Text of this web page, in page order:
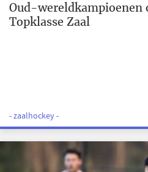
Oud-wereldkampioenen
Topklasse Zaal
- zaalhockey -